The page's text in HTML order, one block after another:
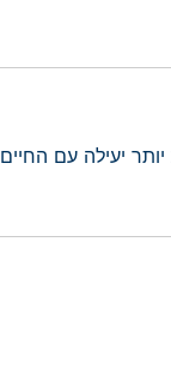
יעילה עם